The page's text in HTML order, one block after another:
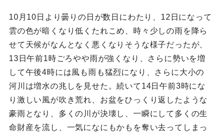
10月10日より曇りの日が数日にわたり、12日になって
雲の色が暗くなり低くたれこめ、時々少しの雨を降ら
せて天候がなんとなく悪くなりそうな様子だったが、
13日午前1時ごろやや雨が強くなり、さらに勢いを増
して午後4時には風も雨も猛烈になり、さらに大小の
河川は増水の兆しを見せた。続いて14日午前3時にな
り激しい風が吹き荒れ、お盆をひっくり返したような
豪雨となり、多くの川が決壊し、一瞬にして多くの生
命財産を流し、一気になにもかもを奪い去ってしまっ